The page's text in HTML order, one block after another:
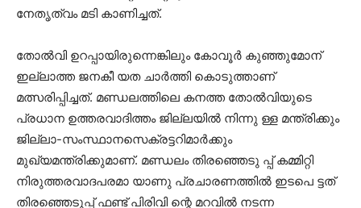
നേതൃത്വം മടി കാണിച്ചത്.
തോൽവി ഉറപ്പായിരുന്നെങ്കിലും കോവൂര്‍ കുഞ്ഞുമോന്
ഇല്ലാത്ത ജനകീ യത ചാർത്തി കൊടുത്താണ്
മത്സരിപ്പിച്ചത്. മണ്ഡലത്തിലെ കനത്ത തോൽവിയുടെ
പ്രധാന ഉത്തരവാദിത്തം ജില്ലയിൽ നിന്നു ള്ള മന്ത്രിക്കും
ജില്ലാ-സംസ്ഥാനസെക്രട്ടറിമാർക്കും
മുഖ്യമന്ത്രിക്കുമാണ്. മണ്ഡലം തിരഞ്ഞെടു പ്പ് കമ്മിറ്റി
നിരുത്തരവാദപരമാ യാണു പ്രചാരണത്തിൽ ഇടപെ ട്ടത്
തിരഞ്ഞെടുപ്പ് ഫണ്ട് പിരിവി ന്റെ മറവിൽ നടന്ന